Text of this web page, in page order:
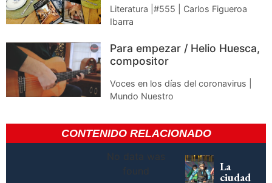
Literatura |#555 | Carlos Figueroa
Ibarra
Para empezar / Helio Huesca,
compositor
Voces en los días del coronavirus |
Mundo Nuestro
CONTENIDO RELACIONADO
No data was
found
La
ciudad